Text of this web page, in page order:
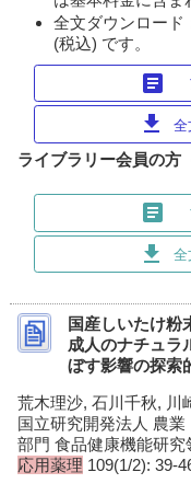
全文ダウンロード
(税込) です。
article
download 全
ライブラリー会員の方
article
download 全
国産しいたけ粉
成人のナチュラ
ぼす影響の探索
荒木理沙, 石川千秋, 川
国立研究開発法人 農
部門 食品健康機能研
応用薬理 109(1/2): 39-